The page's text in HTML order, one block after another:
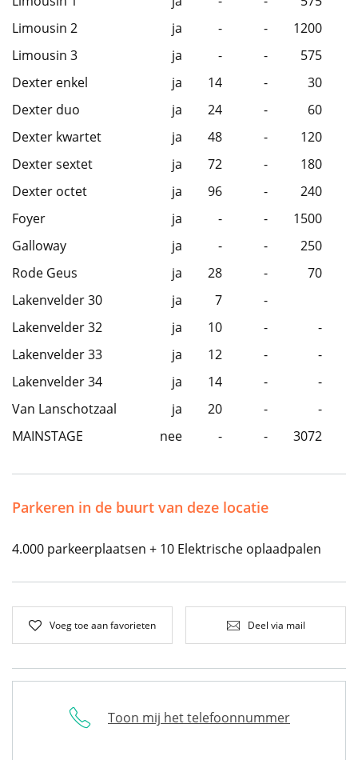
Limousin 2
ja - -
1200
Limousin 3
ja - -
575
Dexter enkel
ja 14 -
30
Dexter duo
ja 24 -
60
Dexter kwartet
ja 48 -
120
Dexter sextet
ja 72 -
180
Dexter octet
ja 96 - 240
Foyer
ja - -
1500
Galloway
ja - - 250
Rode Geus
ja 28 -
70
Lakenvelder 30
ja 7
-
Lakenvelder 32
ja 10 -
-
Lakenvelder 33
ja 12 -
-
Lakenvelder 34
ja 14 -
-
Van Lanschotzaal
ja 20 -
-
MAINSTAGE
nee - - 3072
Parkeren in de buurt van deze locatie
4.000 parkeerplaatsen + 10 Elektrische oplaadpalen
Voeg toe aan favorieten Deel via mail
Toon mij het telefoonnummer